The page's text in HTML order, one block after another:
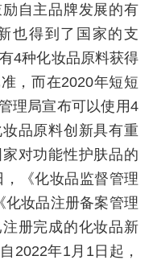
自主品牌发展的有
也得到了国家的支
4种化妆品原料获得
，而在2020年短短
理局宣布可以使用4
品原料创新具有重
对功能性护肤品的
《化妆品监督管理
妆品注册备案管理
册完成的化妆品新
2022年1月1日起，